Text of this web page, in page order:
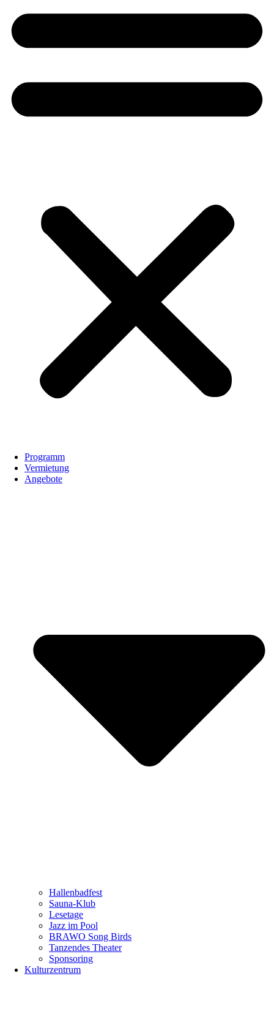
Programm
Vermietung
Angebote
Hallenbadfest
Sauna-Klub
Lesetage
Jazz im Pool
BRAWO Song Birds
Tanzendes Theater
Sponsoring
Kulturzentrum